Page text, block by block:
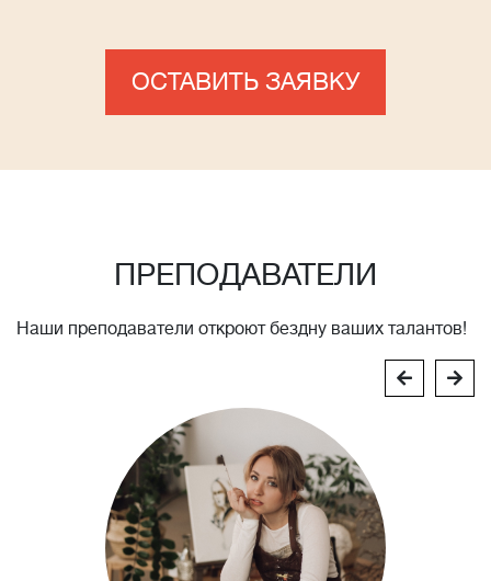
ОСТАВИТЬ ЗАЯВКУ
ПРЕПОДАВАТЕЛИ
Наши преподаватели откроют бездну ваших талантов!